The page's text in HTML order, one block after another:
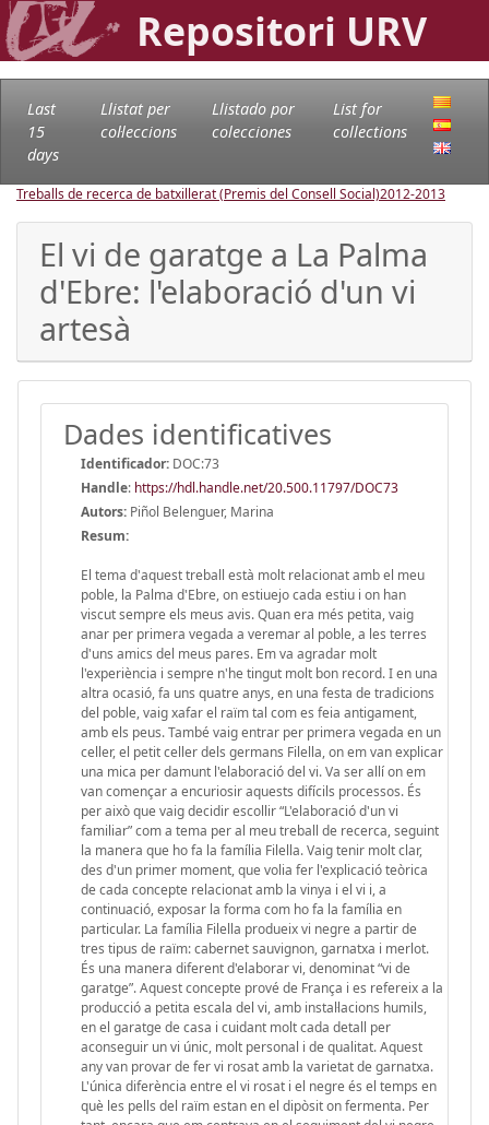
Repositori URV
Last
15
days
Llistat per
col·leccions
Llistado por
colecciones
List for
collections
Treballs de recerca de batxillerat (Premis del Consell Social)2012-2013
El vi de garatge a La Palma
d'Ebre: l'elaboració d'un vi
artesà
Dades identificatives
Identificador: DOC:73
Handle: https://hdl.handle.net/20.500.11797/DOC73
Autors: Piñol Belenguer, Marina
Resum:
El tema d'aquest treball està molt relacionat amb el meu
poble, la Palma d'Ebre, on estiuejo cada estiu i on han
viscut sempre els meus avis. Quan era més petita, vaig
anar per primera vegada a veremar al poble, a les terres
d'uns amics del meus pares. Em va agradar molt
l'experiència i sempre n'he tingut molt bon record. I en una
altra ocasió, fa uns quatre anys, en una festa de tradicions
del poble, vaig xafar el raïm tal com es feia antigament,
amb els peus. També vaig entrar per primera vegada en un
celler, el petit celler dels germans Filella, on em van explicar
una mica per damunt l'elaboració del vi. Va ser allí on em
van començar a encuriosir aquests difícils processos. És
per això que vaig decidir escollir “L'elaboració d'un vi
familiar” com a tema per al meu treball de recerca, seguint
la manera que ho fa la família Filella. Vaig tenir molt clar,
des d'un primer moment, que volia fer l'explicació teòrica
de cada concepte relacionat amb la vinya i el vi i, a
continuació, exposar la forma com ho fa la família en
particular. La família Filella produeix vi negre a partir de
tres tipus de raïm: cabernet sauvignon, garnatxa i merlot.
És una manera diferent d'elaborar vi, denominat “vi de
garatge”. Aquest concepte prové de França i es refereix a la
producció a petita escala del vi, amb instal·lacions humils,
en el garatge de casa i cuidant molt cada detall per
aconseguir un vi únic, molt personal i de qualitat. Aquest
any van provar de fer vi rosat amb la varietat de garnatxa.
L'única diferència entre el vi rosat i el negre és el temps en
què les pells del raïm estan en el dipòsit on fermenta. Per